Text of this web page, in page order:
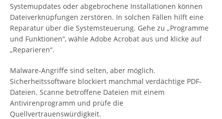
Systemupdates oder abgebrochene Installationen können
Dateiverknüpfungen zerstören. In solchen Fällen hilft eine
Reparatur über die Systemsteuerung. Gehe zu „Programme
und Funktionen“, wähle Adobe Acrobat aus und klicke auf
„Reparieren“.
Malware-Angriffe sind selten, aber möglich.
Sicherheitssoftware blockiert manchmal verdächtige PDF-
Dateien. Scanne betroffene Dateien mit einem
Antivirenprogramm und prüfe die
Quellvertrauenswürdigkeit.